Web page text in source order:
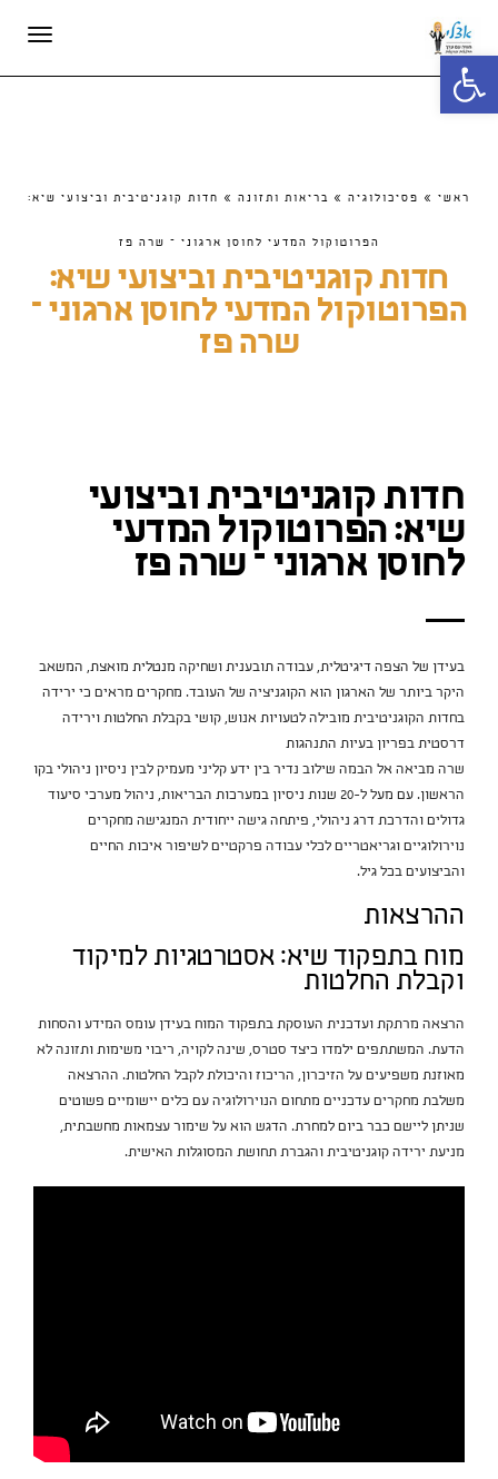
פתח סרגל נגישות
ראשי » פסיכולוגיה » בריאות ותזונה » חדות קוגניטיבית וביצועי שיא:
הפרוטוקול המדעי לחוסן ארגוני – שרה פז
חדות קוגניטיבית וביצועי שיא:
הפרוטוקול המדעי לחוסן ארגוני –
שרה פז
חדות קוגניטיבית וביצועי
שיא: הפרוטוקול המדעי
לחוסן ארגוני – שרה פז
בעידן של הצפה דיגיטלית, עבודה תובענית ושחיקה מנטלית מואצת, המשאב
היקר ביותר של הארגון הוא הקוגניציה של העובד. מחקרים מראים כי ירידה
בחדות הקוגניטיבית מובילה לטעויות אנוש, קושי בקבלת החלטות וירידה
דרסטית בפריון בעיות התנהגות
שרה מביאה אל הבמה שילוב נדיר בין ידע קליני מעמיק לבין ניסיון ניהולי בקו
הראשון. עם מעל ל-20 שנות ניסיון במערכות הבריאות, ניהול מערכי סיעוד
גדולים והדרכת דרג ניהולי, פיתחה גישה ייחודית המנגישה מחקרים
נוירולוגיים וגריאטריים לכלי עבודה פרקטיים לשיפור איכות החיים
והביצועים בכל גיל.
ההרצאות
מוח בתפקוד שיא: אסטרטגיות למיקוד
וקבלת החלטות
הרצאה מרתקת ועדכנית העוסקת בתפקוד המוח בעידן עומס המידע והסחות
הדעת. המשתתפים ילמדו כיצד סטרס, שינה לקויה, ריבוי משימות ותזונה לא
מאוזנת משפיעים על הזיכרון, הריכוז והיכולת לקבל החלטות. ההרצאה
משלבת מחקרים עדכניים מתחום הנוירולוגיה עם כלים יישומיים פשוטים
שניתן ליישם כבר ביום למחרת. הדגש הוא על שימור עצמאות מחשבתית,
מניעת ירידה קוגניטיבית והגברת תחושת המסוגלות האישית.